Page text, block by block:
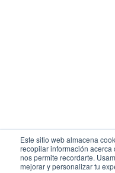
Este sitio web almacena
recopilar información
nos permite recordarte.
mejorar y personalizar tu